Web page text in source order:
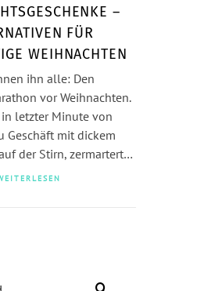
–
FÜR
WEIHNACHTEN
ihn alle: Den
vor Weihnachten.
letzter Minute von
Geschäft mit dickem
der Stirn, zermartert…